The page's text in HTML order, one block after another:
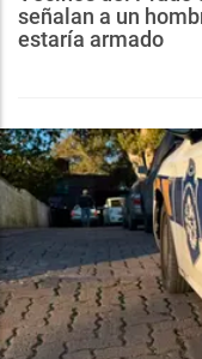
señalan a un
estaría armado